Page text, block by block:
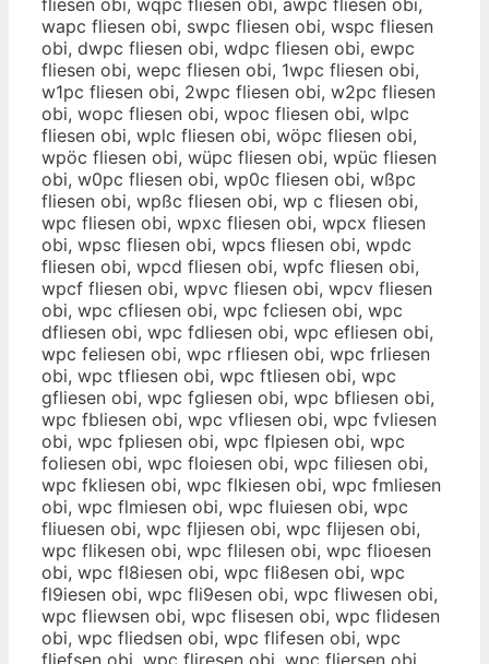
wapc fliesen obi, swpc fliesen obi, wspc fliesen
obi, dwpc fliesen obi, wdpc fliesen obi, ewpc
fliesen obi, wepc fliesen obi, 1wpc fliesen obi,
w1pc fliesen obi, 2wpc fliesen obi, w2pc fliesen
obi, wopc fliesen obi, wpoc fliesen obi, wlpc
fliesen obi, wplc fliesen obi, wöpc fliesen obi,
wpöc fliesen obi, wüpc fliesen obi, wpüc fliesen
obi, w0pc fliesen obi, wp0c fliesen obi, wßpc
fliesen obi, wpßc fliesen obi, wp c fliesen obi,
wpc fliesen obi, wpxc fliesen obi, wpcx fliesen
obi, wpsc fliesen obi, wpcs fliesen obi, wpdc
fliesen obi, wpcd fliesen obi, wpfc fliesen obi,
wpcf fliesen obi, wpvc fliesen obi, wpcv fliesen
obi, wpc cfliesen obi, wpc fcliesen obi, wpc
dfliesen obi, wpc fdliesen obi, wpc efliesen obi,
wpc feliesen obi, wpc rfliesen obi, wpc frliesen
obi, wpc tfliesen obi, wpc ftliesen obi, wpc
gfliesen obi, wpc fgliesen obi, wpc bfliesen obi,
wpc fbliesen obi, wpc vfliesen obi, wpc fvliesen
obi, wpc fpliesen obi, wpc flpiesen obi, wpc
foliesen obi, wpc floiesen obi, wpc filiesen obi,
wpc fkliesen obi, wpc flkiesen obi, wpc fmliesen
obi, wpc flmiesen obi, wpc fluiesen obi, wpc
fliuesen obi, wpc fljiesen obi, wpc flijesen obi,
wpc flikesen obi, wpc flilesen obi, wpc flioesen
obi, wpc fl8iesen obi, wpc fli8esen obi, wpc
fl9iesen obi, wpc fli9esen obi, wpc fliwesen obi,
wpc fliewsen obi, wpc flisesen obi, wpc flidesen
obi, wpc fliedsen obi, wpc flifesen obi, wpc
fliefsen obi, wpc fliresen obi, wpc fliersen obi,